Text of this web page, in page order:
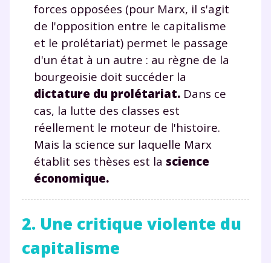
forces opposées (pour Marx, il s'agit
de l'opposition entre le capitalisme
et le prolétariat) permet le passage
d'un état à un autre : au règne de la
bourgeoisie doit succéder la
dictature du prolétariat. Dans ce
cas, la lutte des classes est
réellement le moteur de l'histoire.
Mais la science sur laquelle Marx
établit ses thèses est la science
économique.
2. Une critique violente du
capitalisme